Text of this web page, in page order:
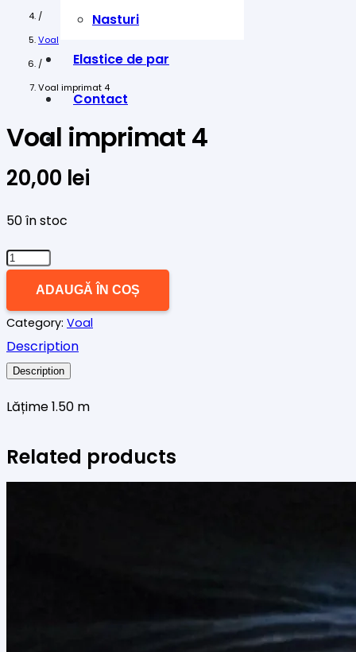
Nasturi
Elastice de par
Contact
/
Voal
/
Voal imprimat 4
Voal imprimat 4
20,00 lei
50 în stoc
Cantitate
imprimat
4
ADAUGĂ ÎN COȘ
Category: Voal
Description
Description
Lățime 1.50 m
Related products